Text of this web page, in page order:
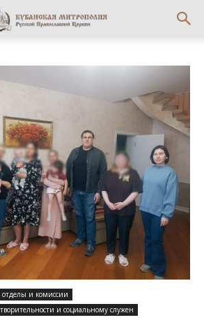
и комиссии
и социальному служен